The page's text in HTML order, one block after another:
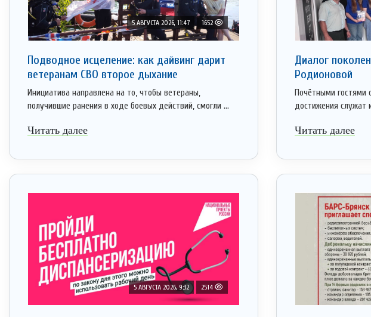
5 АВГУСТА 2026, 11:47 1652
Подводное исцеление: как дайвинг дарит
ветеранам СВО второе дыхание
Инициатива направлена на то, чтобы ветераны,
получившие ранения в ходе боевых действий, смогли ...
Читать далее
Диалог
Родионовой
Почётными гостями
достижения служат
Читать далее
5 АВГУСТА 2026, 9:32 2514